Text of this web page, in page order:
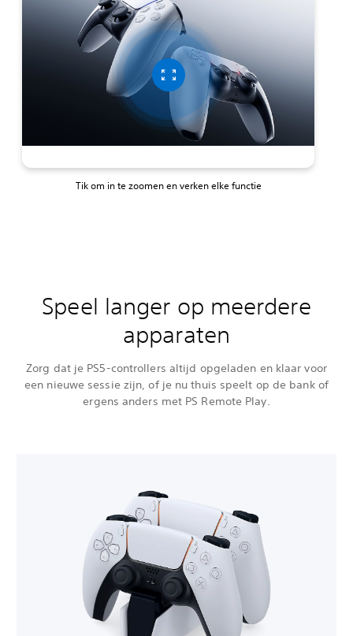
Tik om in te zoomen en verken elke functie
Speel langer op meerdere
apparaten
Zorg dat je PS5-controllers altijd opgeladen en klaar voor
een nieuwe sessie zijn, of je nu thuis speelt op de bank of
ergens anders met PS Remote Play.